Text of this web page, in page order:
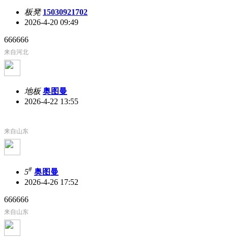
板凳 15030921702
2026-4-20 09:49
666666
来自河北
地板 奥图曼
2026-4-22 13:55
来自山东
5# 奥图曼
2026-4-26 17:52
666666
来自山东